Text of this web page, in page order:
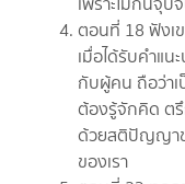
ตอนที่ 18 ฟังเ
เมื่อได้รับคำแ
กับผู้คน ถือว่าเ
ต้องรู้จักคิด ตรึ
ด้วยสติปัญญาข
ของเรา